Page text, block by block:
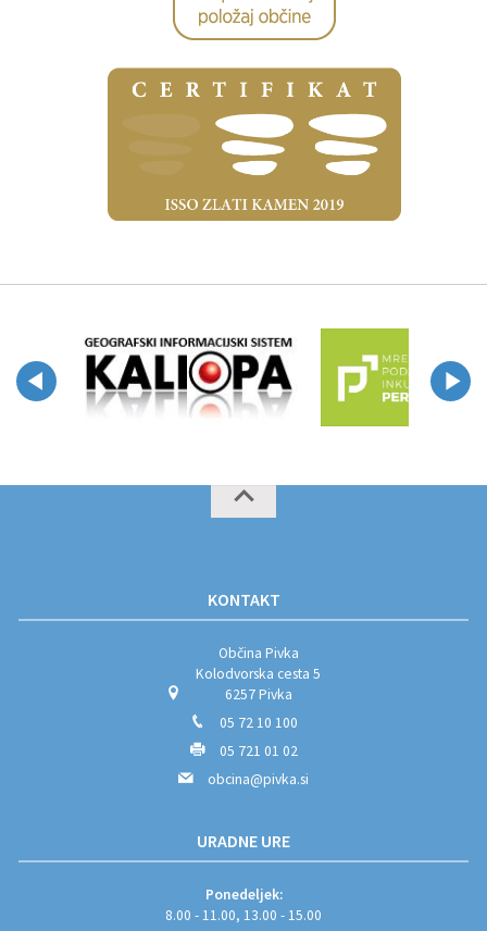
KONTAKT
Občina Pivka
Kolodvorska cesta 5
6257 Pivka
05 72 10 100
05 721 01 02
obcina@pivka.si
URADNE URE
Ponedeljek:
8.00 - 11.00, 13.00 - 15.00